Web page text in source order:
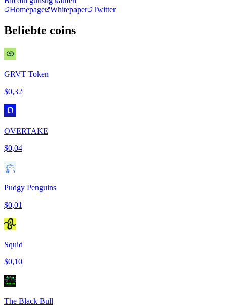
Homepage
Whitepaper Twitter
Beliebte coins
GRVT Token
$0,32
OVERTAKE
$0,04
Pudgy Penguins
$0,01
Squid
$0,10
The Black Bull